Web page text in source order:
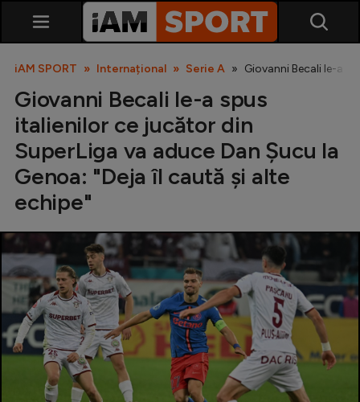
Liga 2
Cupa României
Echipa Națională
U21
Fotbal feminin
Special
iAM SPORT Internațional Serie A Giovanni Becali le-a
Giovanni Becali le-a spus
italienilor ce jucător din
SuperLiga va aduce Dan Șucu la
Genoa: "Deja îl caută și alte
echipe"